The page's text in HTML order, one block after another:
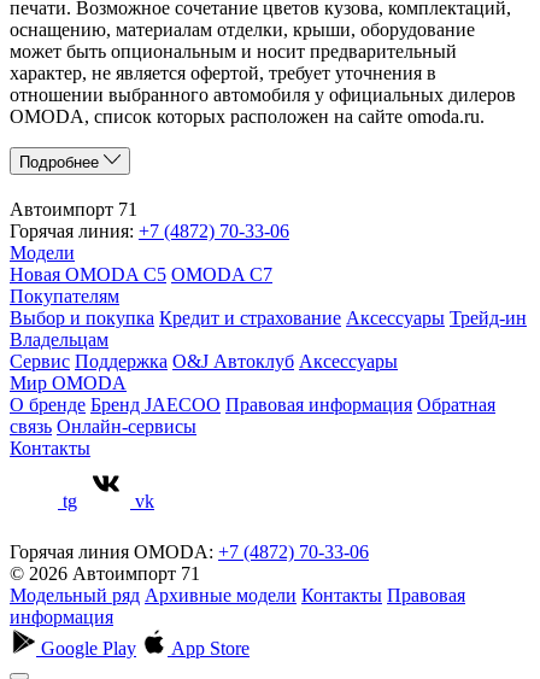
печати. Возможное сочетание цветов кузова, комплектаций,
оснащению, материалам отделки, крыши, оборудование
может быть опциональным и носит предварительный
характер, не является офертой, требует уточнения в
отношении выбранного автомобиля у официальных дилеров
OMODA, список которых расположен на сайте omoda.ru.
Подробнее
Автоимпорт 71
Горячая линия: +7 (4872) 70-33-06
Модели
Новая OMODA C5 OMODA C7
Покупателям
Выбор и покупка Кредит и страхование Аксессуары Трейд-ин
Владельцам
Сервис Поддержка O&J Автоклуб Аксессуары
Мир OMODA
О бренде Бренд JAECOO Правовая информация Обратная
связь Онлайн-сервисы
Контакты
tg vk
Горячая линия OMODA: +7 (4872) 70-33-06
© 2026 Автоимпорт 71
Модельный ряд Архивные модели Контакты Правовая
информация
Google Play
App Store